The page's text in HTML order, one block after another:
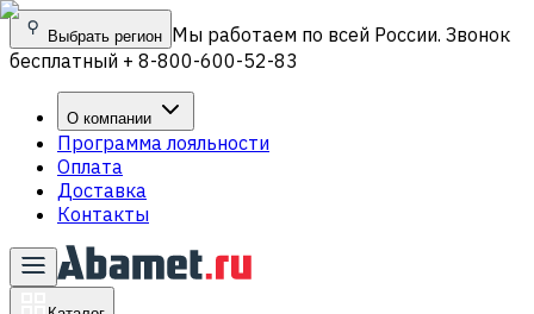
Выбрать регион Мы работаем по всей России. Звонок
бесплатный + 8-800-600-52-83
О компании
Программа лояльности
Оплата
Доставка
Контакты